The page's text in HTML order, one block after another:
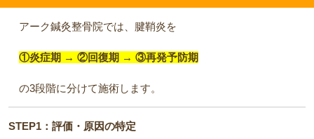
アーク鍼灸整骨院では、腱鞘炎を
①炎症期 → ②回復期 → ③再発予防期
の3段階に分けて施術します。
STEP1：評価・原因の特定